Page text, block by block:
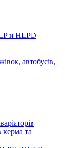
и HLPD
автобусів,
керма та